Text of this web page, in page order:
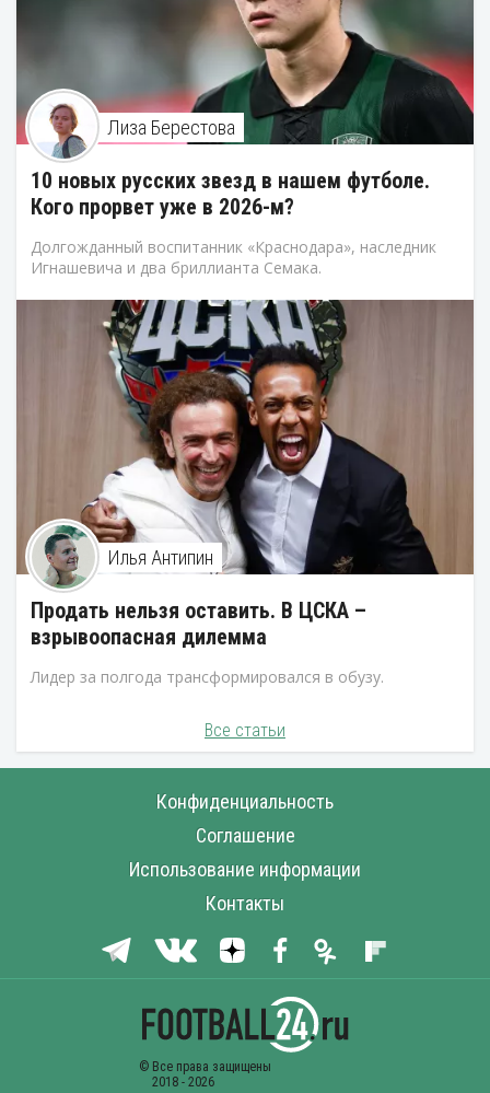
Лиза Берестова
10 новых русских звезд в нашем футболе.
Кого прорвет уже в 2026-м?
Долгожданный воспитанник «Краснодара», наследник
Игнашевича и два бриллианта Семака.
Илья Антипин
Продать нельзя оставить. В ЦСКА –
взрывоопасная дилемма
Лидер за полгода трансформировался в обузу.
Все статьи
Конфиденциальность
Соглашение
Использование информации
Контакты